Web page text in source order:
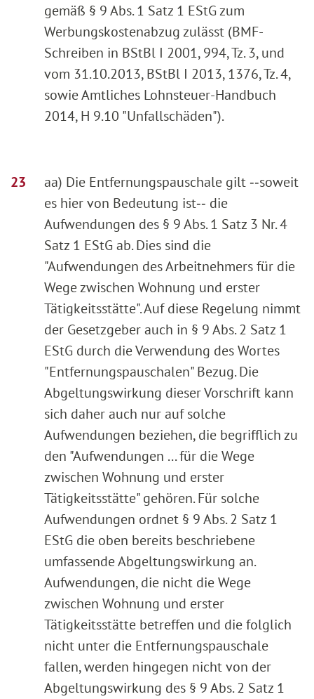
gemäß § 9 Abs. 1 Satz 1 EStG zum
Werbungskostenabzug zulässt (BMF-
Schreiben in BStBl I 2001, 994, Tz. 3, und
vom 31.10.2013, BStBl I 2013, 1376, Tz. 4,
sowie Amtliches Lohnsteuer-Handbuch
2014, H 9.10 "Unfallschäden").
aa) Die Entfernungspauschale gilt ‑‑soweit
es hier von Bedeutung ist‑‑ die
Aufwendungen des § 9 Abs. 1 Satz 3 Nr. 4
Satz 1 EStG ab. Dies sind die
"Aufwendungen des Arbeitnehmers für die
Wege zwischen Wohnung und erster
Tätigkeitsstätte". Auf diese Regelung nimmt
der Gesetzgeber auch in § 9 Abs. 2 Satz 1
EStG durch die Verwendung des Wortes
"Entfernungspauschalen" Bezug. Die
Abgeltungswirkung dieser Vorschrift kann
sich daher auch nur auf solche
Aufwendungen beziehen, die begrifflich zu
den "Aufwendungen ... für die Wege
zwischen Wohnung und erster
Tätigkeitsstätte" gehören. Für solche
Aufwendungen ordnet § 9 Abs. 2 Satz 1
EStG die oben bereits beschriebene
umfassende Abgeltungswirkung an.
Aufwendungen, die nicht die Wege
zwischen Wohnung und erster
Tätigkeitsstätte betreffen und die folglich
nicht unter die Entfernungspauschale
fallen, werden hingegen nicht von der
Abgeltungswirkung des § 9 Abs. 2 Satz 1